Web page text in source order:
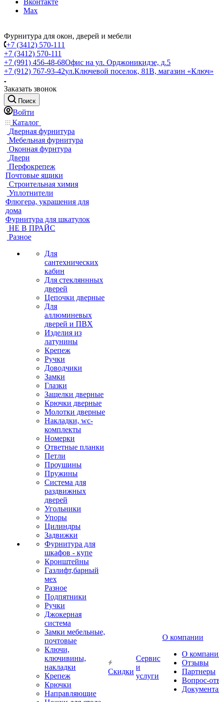
Вконтакте
Max
Фурнитура для окон, дверей и мебели
+7 (3412) 570-111
+7 (3412) 570-111
+7 (991) 456-48-68Офис на ул. Орджоникидзе, д.5
+7 (912) 767-93-42ул.Ключевой поселок, 81В, магазин «Ключ»
Заказать звонок
Поиск
Войти
Каталог
Дверная фурнитура
Мебельная фурнитура
Оконная фурнтура
Двери
Перфокрепеж
Почтовые ящики
Строительная химия
Уплотнители
Флюгера, украшения для
дома
Фурнитура для шкатулок
НЕ В ПРАЙС
Разное
Для
сантехнических
кабин
Для стекляннных
дверей
Цепочки дверные
Для
аллюминевых
дверей и ПВХ
Изделия из
латунины
Крепеж
Ручки
Доводчики
Замки
Глазки
Защелки дверные
Крючки дверные
Молотки дверные
Накладки, wc-
комплекты
Номерки
Ответные планки
Петли
Проушины
Пружины
Система для
раздвижных
дверей
Угольники
Упоры
Цилиндры
Задвижки
Фурнитура для
шкафов - купе
Кронштейны
Газлифт,барный
мех
Разное
Подпятники
Ручки
Джокерная
система
Замки мебельные,
почтовые
Ключи,
ключивины,
накладки
Крепеж
Крючки
Направляющие
Скидки
Сервис
и
услуги
О компании
О
Отзывы
Партнеры
Вопрос-